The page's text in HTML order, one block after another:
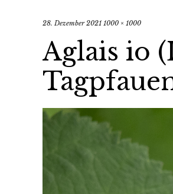
28. Dezember 2021 1000 × 1000
Aglais io